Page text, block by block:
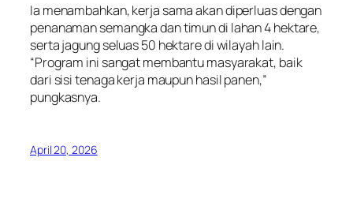
Ia menambahkan, kerja sama akan diperluas dengan
penanaman semangka dan timun di lahan 4 hektare,
serta jagung seluas 50 hektare di wilayah lain.
“Program ini sangat membantu masyarakat, baik
dari sisi tenaga kerja maupun hasil panen,”
pungkasnya.
April 20, 2026